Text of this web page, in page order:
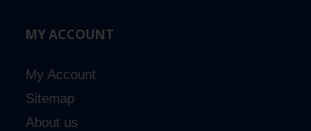
MY ACCOUNT
My Account
Sitemap
About us